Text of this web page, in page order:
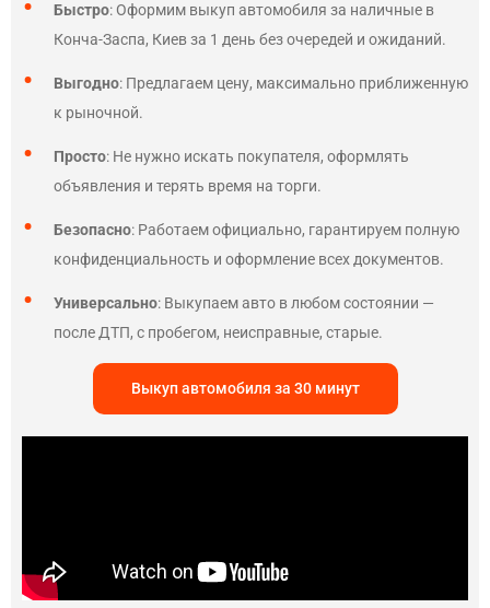
Быстро: Оформим выкуп автомобиля за наличные в
Конча-Заспа, Киев за 1 день без очередей и ожиданий.
Выгодно: Предлагаем цену, максимально приближенную
к рыночной.
Просто: Не нужно искать покупателя, оформлять
объявления и терять время на торги.
Безопасно: Работаем официально, гарантируем полную
конфиденциальность и оформление всех документов.
Универсально: Выкупаем авто в любом состоянии —
после ДТП, с пробегом, неисправные, старые.
Выкуп автомобиля за 30 минут